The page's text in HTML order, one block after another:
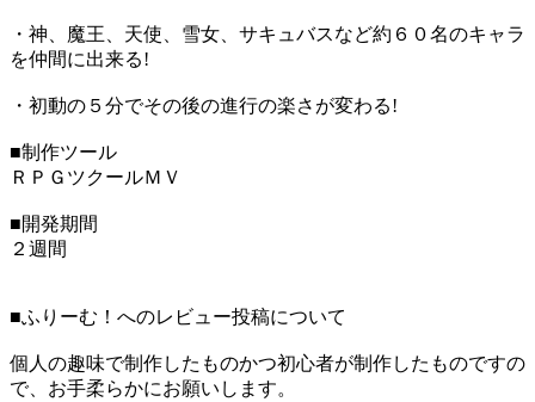
・神、魔王、天使、雪女、サキュバスなど約６０名のキャラ
を仲間に出来る!
・初動の５分でその後の進行の楽さが変わる!
■制作ツール
ＲＰＧツクールＭＶ
■開発期間
２週間
■ふりーむ！へのレビュー投稿について
個人の趣味で制作したものかつ初心者が制作したものですの
で、お手柔らかにお願いします。